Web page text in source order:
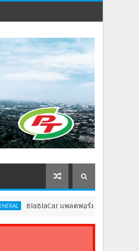
BlaBlaCar แพลตฟอร์มคาร์พูลชั้นนำระดับโล